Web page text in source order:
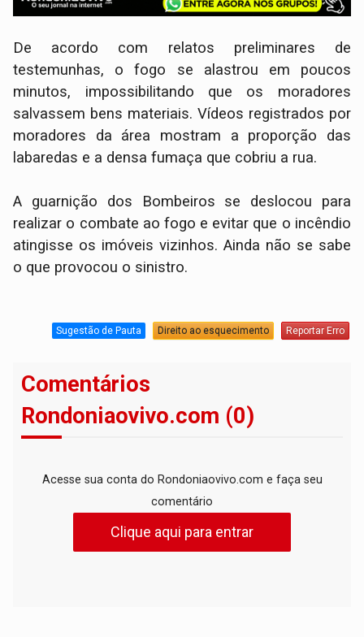
De acordo com relatos preliminares de
testemunhas, o fogo se alastrou em poucos
minutos, impossibilitando que os moradores
salvassem bens materiais. Vídeos registrados por
moradores da área mostram a proporção das
labaredas e a densa fumaça que cobriu a rua.
​A guarnição dos Bombeiros se deslocou para
realizar o combate ao fogo e evitar que o incêndio
atingisse os imóveis vizinhos. Ainda não se sabe
o que provocou o sinistro.
Sugestão de Pauta Direito ao esquecimento Reportar Erro
Comentários
Rondoniaovivo.com (0)
Acesse sua conta do Rondoniaovivo.com e faça seu
comentário
Clique aqui para entrar